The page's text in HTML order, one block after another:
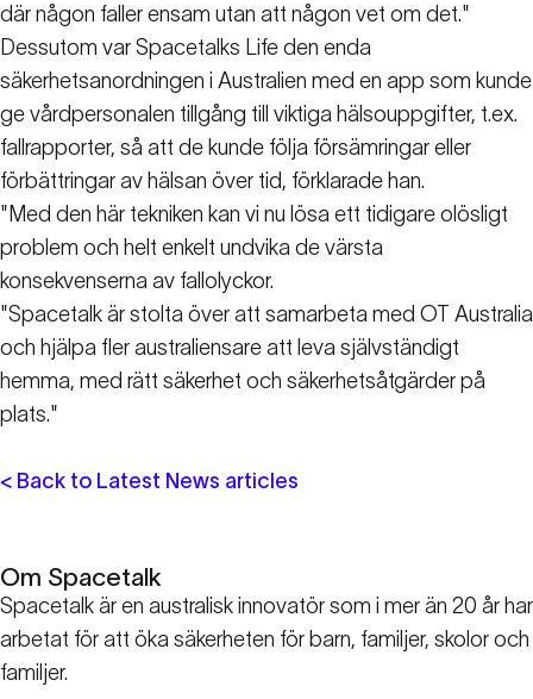
där någon faller ensam utan att någon vet om det."
Dessutom var Spacetalks Life den enda
säkerhetsanordningen i Australien med en app som kunde
ge vårdpersonalen tillgång till viktiga hälsouppgifter, t.ex.
fallrapporter, så att de kunde följa försämringar eller
förbättringar av hälsan över tid, förklarade han.
"Med den här tekniken kan vi nu lösa ett tidigare olösligt
problem och helt enkelt undvika de värsta
konsekvenserna av fallolyckor.
"Spacetalk är stolta över att samarbeta med OT Australia
och hjälpa fler australiensare att leva självständigt
hemma, med rätt säkerhet och säkerhetsåtgärder på
plats."
< Back to Latest News articles
Om Spacetalk
Spacetalk är en australisk innovatör som i mer än 20 år har
arbetat för att öka säkerheten för barn, familjer, skolor och
familjer.